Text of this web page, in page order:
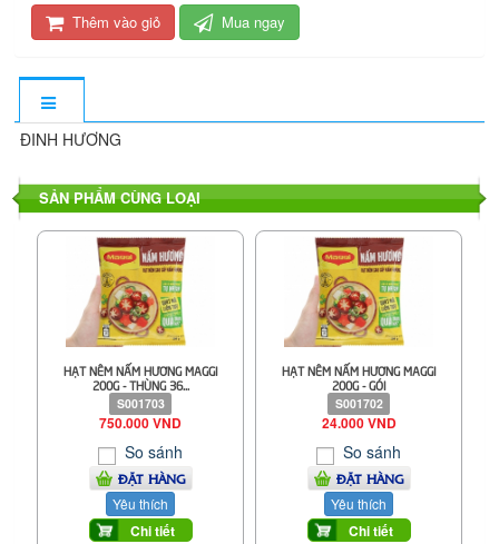
Thêm vào giỏ Mua ngay
ĐINH HƯƠNG
SẢN PHẨM CÙNG LOẠI
HẠT NÊM NẤM HƯƠNG MAGGI
200G - THÙNG 36...
S001703
750.000 VND
So sánh
ĐẶT HÀNG
Yêu thích
Chi tiết
HẠT NÊM NẤM HƯƠNG MAGGI
200G - GÓI
S001702
24.000 VND
So sánh
ĐẶT HÀNG
Yêu thích
Chi tiết